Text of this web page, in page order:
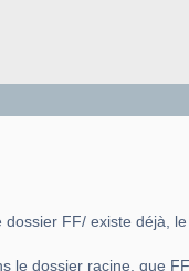
FF/ existe déjà,
le dossier racine, que